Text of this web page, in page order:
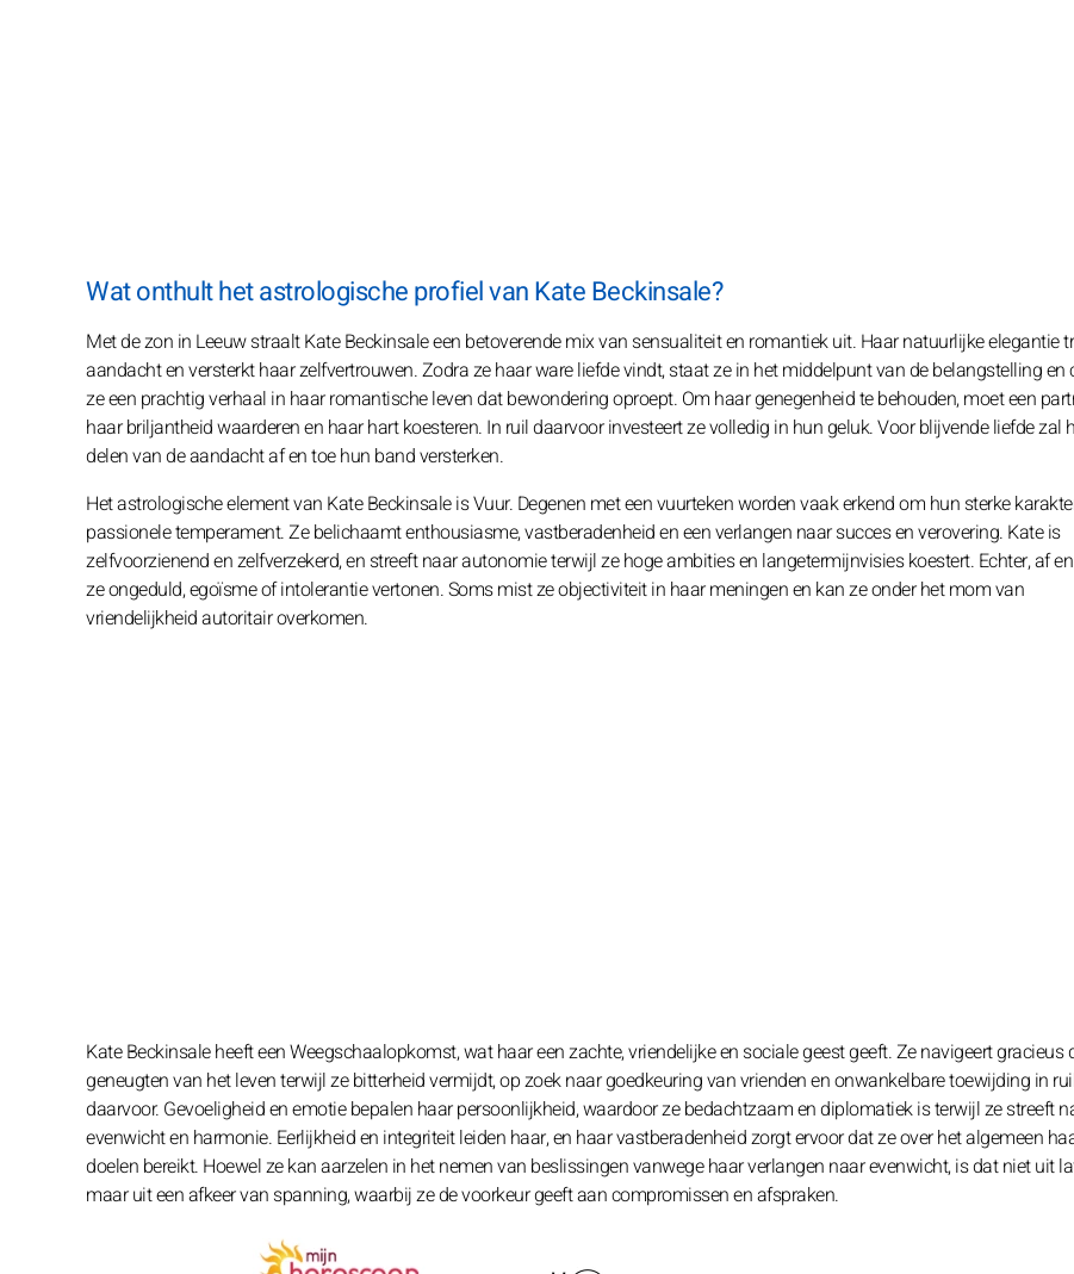
Wat onthult het astrologische profiel van Kate Beckinsale?
Met de zon in Leeuw straalt Kate Beckinsale een betoverende mix van sensualiteit en romantiek uit. Haar natuurlijke elegantie
aandacht en versterkt haar zelfvertrouwen. Zodra ze haar ware liefde vindt, staat ze in het middelpunt van de belangstelling en
ze een prachtig verhaal in haar romantische leven dat bewondering oproept. Om haar genegenheid te behouden, moet een
haar briljantheid waarderen en haar hart koesteren. In ruil daarvoor investeert ze volledig in hun geluk. Voor blijvende liefde zal
delen van de aandacht af en toe hun band versterken.
Het astrologische element van Kate Beckinsale is Vuur. Degenen met een vuurteken worden vaak erkend om hun sterke
passionele temperament. Ze belichaamt enthousiasme, vastberadenheid en een verlangen naar succes en verovering. Kate is
zelfvoorzienend en zelfverzekerd, en streeft naar autonomie terwijl ze hoge ambities en langetermijnvisies koestert. Echter, af
ze ongeduld, egoïsme of intolerantie vertonen. Soms mist ze objectiviteit in haar meningen en kan ze onder het mom van
vriendelijkheid autoritair overkomen.
Kate Beckinsale heeft een Weegschaalopkomst, wat haar een zachte, vriendelijke en sociale geest geeft. Ze navigeert gracieus
geneugten van het leven terwijl ze bitterheid vermijdt, op zoek naar goedkeuring van vrienden en onwankelbare toewijding in
daarvoor. Gevoeligheid en emotie bepalen haar persoonlijkheid, waardoor ze bedachtzaam en diplomatiek is terwijl ze streeft
evenwicht en harmonie. Eerlijkheid en integriteit leiden haar, en haar vastberadenheid zorgt ervoor dat ze over het algemeen
doelen bereikt. Hoewel ze kan aarzelen in het nemen van beslissingen vanwege haar verlangen naar evenwicht, is dat niet uit
maar uit een afkeer van spanning, waarbij ze de voorkeur geeft aan compromissen en afspraken.